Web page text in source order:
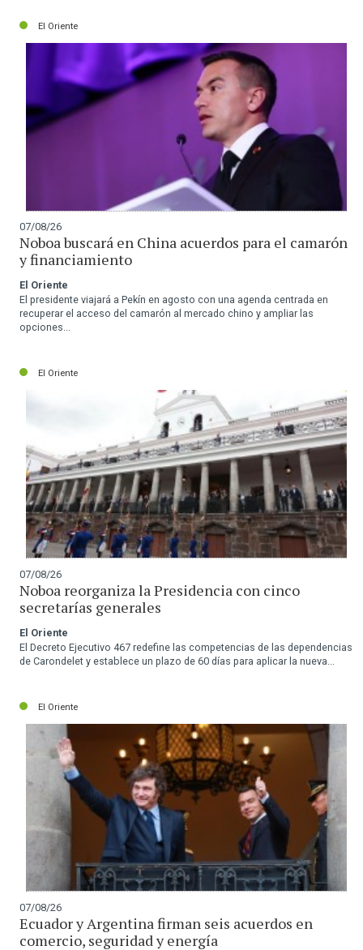
El Oriente
07/08/26
Noboa buscará en China acuerdos para el camarón
y financiamiento
El Oriente
El presidente viajará a Pekín en agosto con una agenda centrada en
recuperar el acceso del camarón al mercado chino y ampliar las
opciones...
El Oriente
07/08/26
Noboa reorganiza la Presidencia con cinco
secretarías generales
El Oriente
El Decreto Ejecutivo 467 redefine las competencias de las dependencias
de Carondelet y establece un plazo de 60 días para aplicar la nueva...
El Oriente
07/08/26
Ecuador y Argentina firman seis acuerdos en
comercio, seguridad y energía